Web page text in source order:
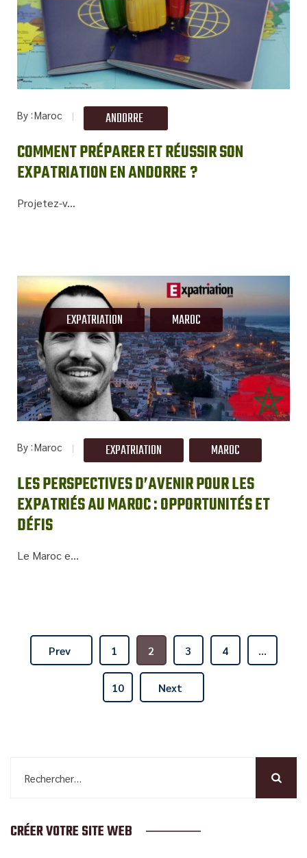
By Maroc ANDORRE
COMMENT PRÉPARER ET RÉUSSIR SON
EXPATRIATION EN ANDORRE ?
Projetez-v...
EXPATRIATION MAROC
By Maroc EXPATRIATION MAROC
LES PERSPECTIVES D’AVENIR POUR LES
EXPATRIÉS AU MAROC : OPPORTUNITÉS ET
DÉFIS
Le Maroc e...
Prev 1 2 3 4 …
10 Next
CRÉER VOTRE SITE WEB